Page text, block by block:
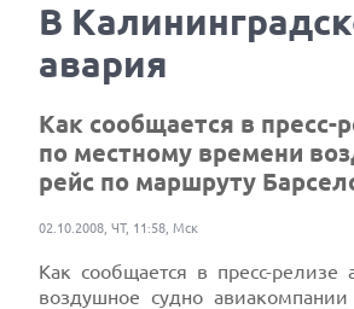
В
авария
Как сообщается в пресс-
по местному времени
рейс по маршруту
02.10.2008, ЧТ, 11:58, Мск
Как сообщается в пресс-
воздушное судно